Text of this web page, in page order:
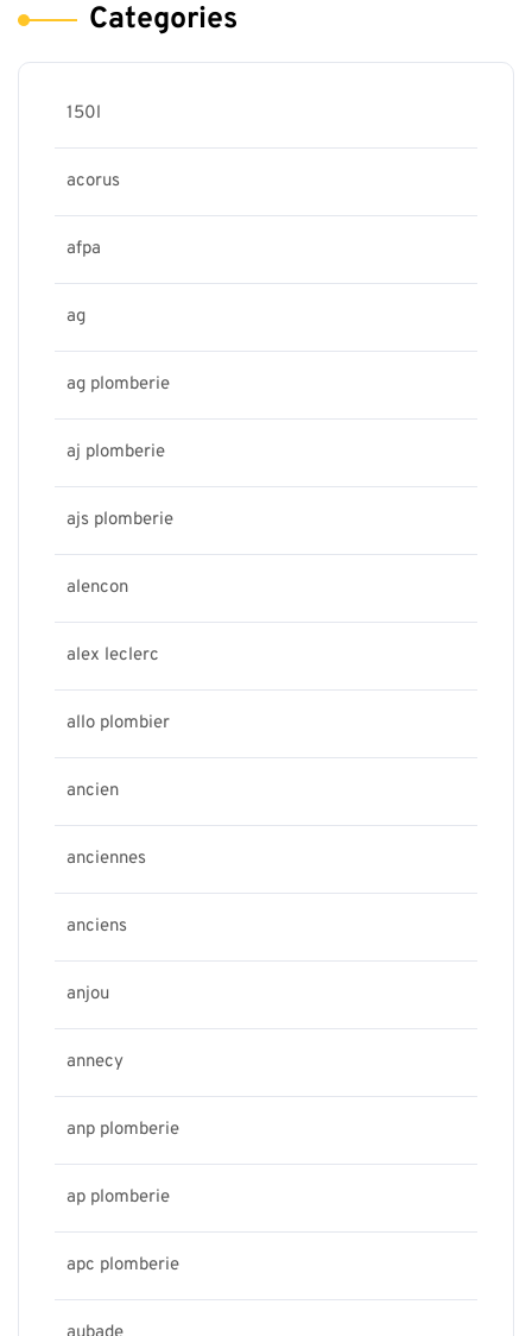
Categories
150l
acorus
afpa
ag
ag plomberie
aj plomberie
ajs plomberie
alencon
alex leclerc
allo plombier
ancien
anciennes
anciens
anjou
annecy
anp plomberie
ap plomberie
apc plomberie